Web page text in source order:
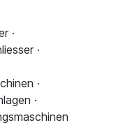
·
·
·
·